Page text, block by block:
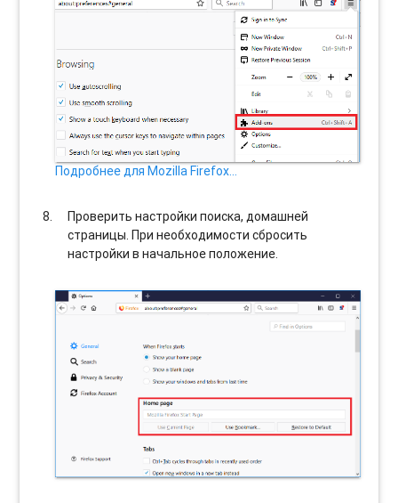
Подробнее для Mozilla Firefox…
Проверить настройки поиска, домашней
страницы. При необходимости сбросить
настройки в начальное положение.